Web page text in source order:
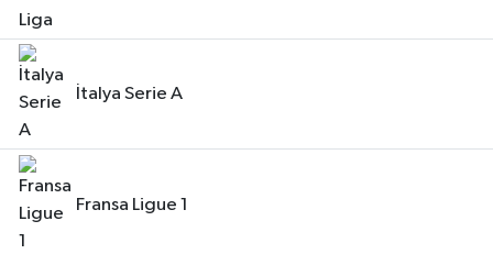
İtalya Serie A
Fransa Ligue 1